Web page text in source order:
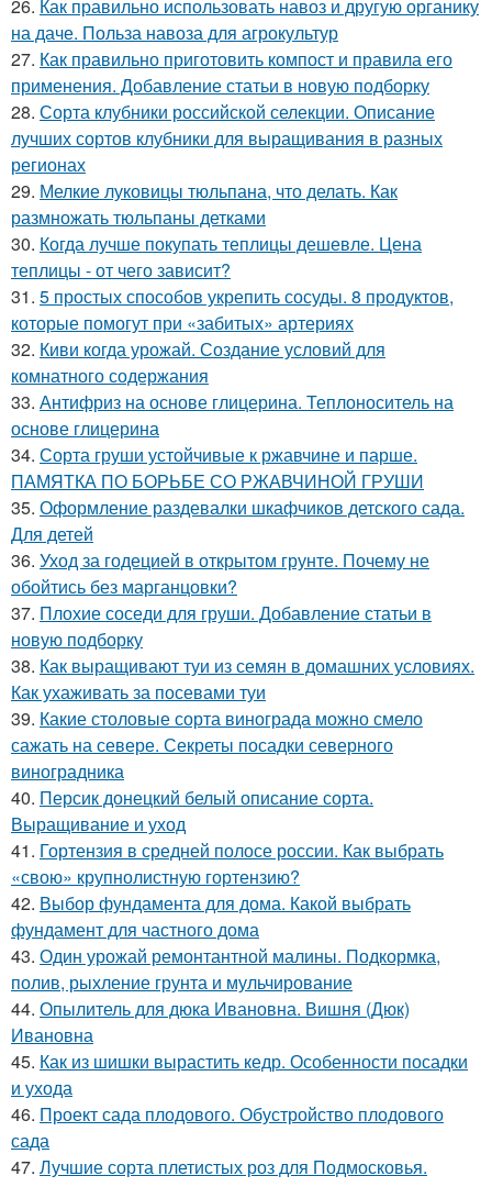
26. Как правильно использовать навоз и другую органику
на даче. Польза навоза для агрокультур
27. Как правильно приготовить компост и правила его
применения. Добавление статьи в новую подборку
28. Сорта клубники российской селекции. Описание
лучших сортов клубники для выращивания в разных
регионах
29. Мелкие луковицы тюльпана, что делать. Как
размножать тюльпаны детками
30. Когда лучше покупать теплицы дешевле. Цена
теплицы - от чего зависит?
31. 5 простых способов укрепить сосуды. 8 продуктов,
которые помогут при «забитых» артериях
32. Киви когда урожай. Создание условий для
комнатного содержания
33. Антифриз на основе глицерина. Теплоноситель на
основе глицерина
34. Сорта груши устойчивые к ржавчине и парше.
ПАМЯТКА ПО БОРЬБЕ СО РЖАВЧИНОЙ ГРУШИ
35. Оформление раздевалки шкафчиков детского сада.
Для детей
36. Уход за годецией в открытом грунте. Почему не
обойтись без марганцовки?
37. Плохие соседи для груши. Добавление статьи в
новую подборку
38. Как выращивают туи из семян в домашних условиях.
Как ухаживать за посевами туи
39. Какие столовые сорта винограда можно смело
сажать на севере. Секреты посадки северного
виноградника
40. Персик донецкий белый описание сорта.
Выращивание и уход
41. Гортензия в средней полосе россии. Как выбрать
«свою» крупнолистную гортензию?
42. Выбор фундамента для дома. Какой выбрать
фундамент для частного дома
43. Один урожай ремонтантной малины. Подкормка,
полив, рыхление грунта и мульчирование
44. Опылитель для дюка Ивановна. Вишня (Дюк)
Ивановна
45. Как из шишки вырастить кедр. Особенности посадки
и ухода
46. Проект сада плодового. Обустройство плодового
сада
47. Лучшие сорта плетистых роз для Подмосковья.